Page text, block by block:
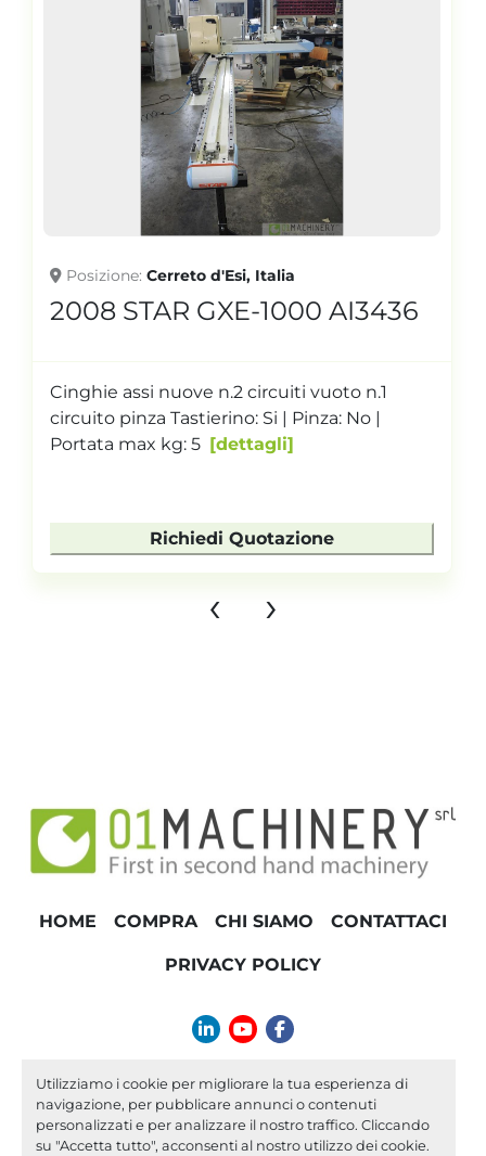
Utilizziamo i cookie per migliorare la tua esperienza di
navigazione, per pubblicare annunci o contenuti
personalizzati e per analizzare il nostro traffico. Cliccando
su "Accetta tutto", acconsenti al nostro utilizzo dei cookie.
Posizione Cerreto d'Esi, Italia
2008 STAR GXE-1000 AI3436
Cinghie assi nuove n.2 circuiti vuoto n.1
circuito pinza Tastierino: Si | Pinza: No |
Portata max kg: 5
dettagli
Richiedi Quotazione
‹ ›
HOME COMPRA CHI SIAMO CONTATTACI
PRIVACY POLICY
linkedinyoutubefacebook
info@01machinery.com
Machinio Systemsito web diMachinio
Personalizza le preferenze sui Cookies